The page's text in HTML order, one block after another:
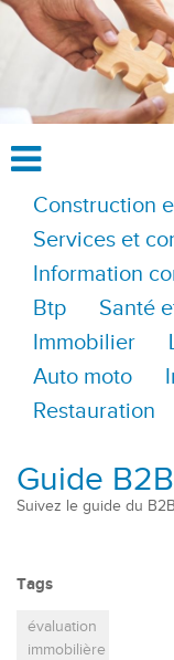
Construction
Services et
Information
Btp
Santé
Immobilier
Auto moto
Restauration
Guide B2B
Suivez le guide du B2B
Tags
évaluation
immobilière